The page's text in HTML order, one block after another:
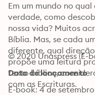
Em um mundo no
verdade, como
nossa vida? Muitos
Bíblia. Mas, se cada
diferente, qual
propõe uma leitura
texto bíblico,
com as Escrituras.
© 2020 Unaspress (E-
Data de lançamento
E-book: 4 de